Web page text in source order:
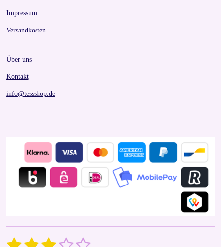
Impressum
Versandkosten
Über uns
Kontakt
info@tessshop.de
R